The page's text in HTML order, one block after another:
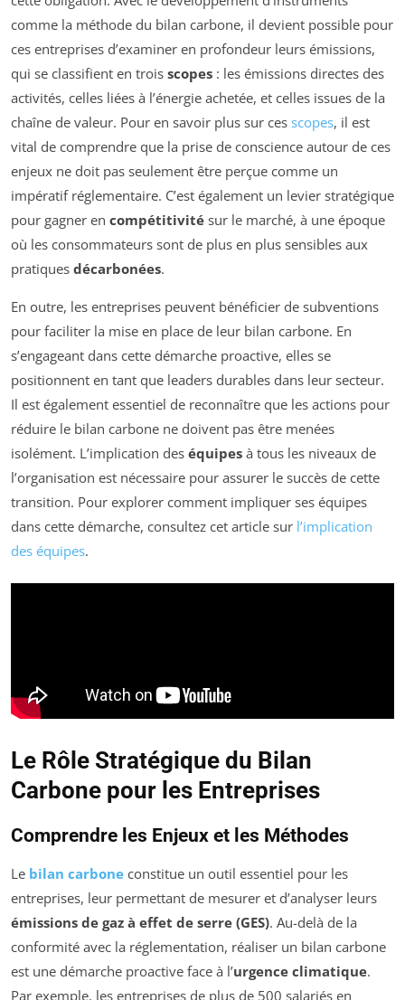
comme la méthode du bilan carbone, il devient possible pour
ces entreprises d’examiner en profondeur leurs émissions,
qui se classifient en trois scopes : les émissions directes des
activités, celles liées à l’énergie achetée, et celles issues de la
chaîne de valeur. Pour en savoir plus sur ces scopes, il est
vital de comprendre que la prise de conscience autour de ces
enjeux ne doit pas seulement être perçue comme un
impératif réglementaire. C’est également un levier stratégique
pour gagner en compétitivité sur le marché, à une époque
où les consommateurs sont de plus en plus sensibles aux
pratiques décarbonées.
En outre, les entreprises peuvent bénéficier de subventions
pour faciliter la mise en place de leur bilan carbone. En
s’engageant dans cette démarche proactive, elles se
positionnent en tant que leaders durables dans leur secteur.
Il est également essentiel de reconnaître que les actions pour
réduire le bilan carbone ne doivent pas être menées
isolément. L’implication des équipes à tous les niveaux de
l’organisation est nécessaire pour assurer le succès de cette
transition. Pour explorer comment impliquer ses équipes
dans cette démarche, consultez cet article sur l’implication
des équipes.
Le Rôle Stratégique du Bilan
Carbone pour les Entreprises
Comprendre les Enjeux et les Méthodes
Le bilan carbone constitue un outil essentiel pour les
entreprises, leur permettant de mesurer et d’analyser leurs
émissions de gaz à effet de serre (GES). Au-delà de la
conformité avec la réglementation, réaliser un bilan carbone
est une démarche proactive face à l’urgence climatique.
Par exemple, les entreprises de plus de 500 salariés en